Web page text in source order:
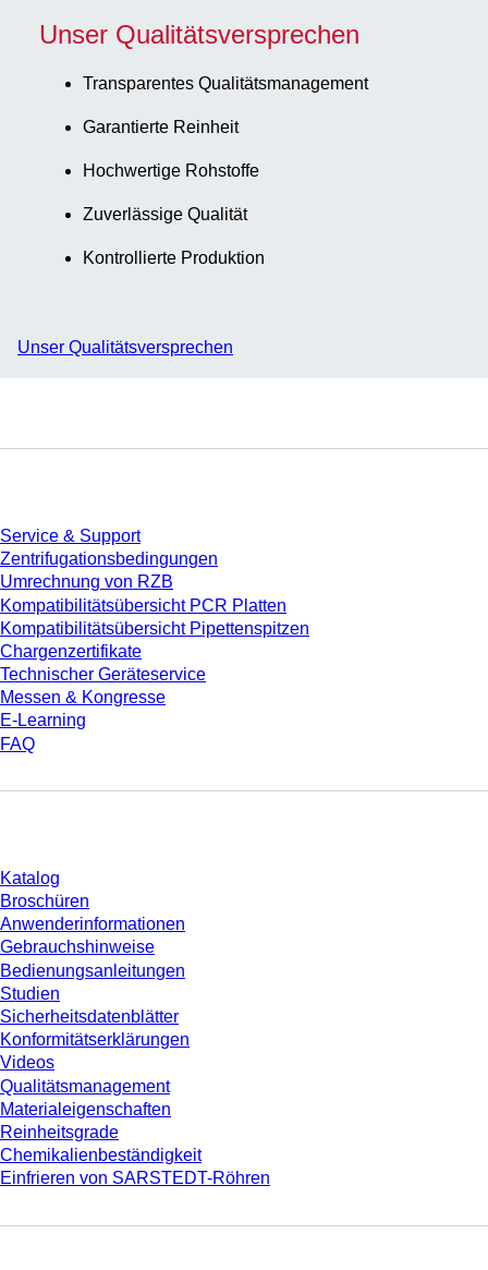
Unser Qualitätsversprechen
Transparentes Qualitätsmanagement
Garantierte Reinheit
Hochwertige Rohstoffe
Zuverlässige Qualität
Kontrollierte Produktion
Unser Qualitätsversprechen
Service & Support
Zentrifugationsbedingungen
Umrechnung von RZB
Kompatibilitätsübersicht PCR Platten
Kompatibilitätsübersicht Pipettenspitzen
Chargenzertifikate
Technischer Geräteservice
Messen & Kongresse
E-Learning
FAQ
Katalog
Broschüren
Anwenderinformationen
Gebrauchshinweise
Bedienungsanleitungen
Studien
Sicherheitsdatenblätter
Konformitätserklärungen
Videos
Qualitätsmanagement
Materialeigenschaften
Reinheitsgrade
Chemikalienbeständigkeit
Einfrieren von SARSTEDT-Röhren